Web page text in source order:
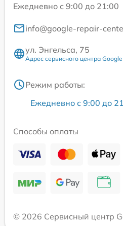
Ежедневно с 9:00 до 21:00
info@google-repair-
ул. Энгельса, 75
Адрес сервисного центра Google
Режим работы:
Ежедневно с 9:00 до
Способы оплаты
© 2026 Сервисный центр